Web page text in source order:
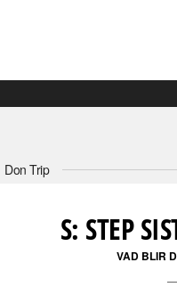
Don Trip
S: STEP
VAD BLIR